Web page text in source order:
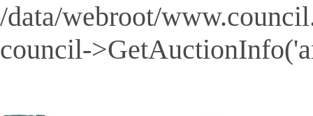
/data/webroot/
council-